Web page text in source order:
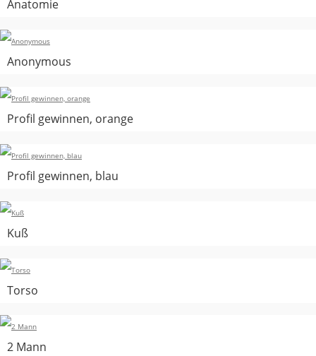
Anatomie
Anonymous
Profil gewinnen, orange
Profil gewinnen, blau
Kuß
Torso
2 Mann